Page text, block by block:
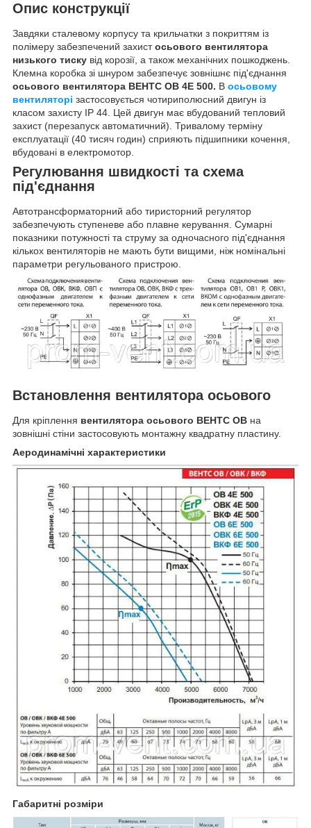
Опис конструкції
Завдяки сталевому корпусу та крильчатки з покриттям із
полімеру забезпечений захистосьового вентилятора
низького тиску від корозії, а також механічних пошкоджень.
Клемна коробка зі шнуром забезпечує зовнішнє під'єднання
осьового вентилятора ВЕНТС ОВ 4Е 500. В осьовому
вентиляторі застосовується чотириполюсний двигун із
класом захисту IP 44. Цей двигун має вбудований тепловий
захист (перезапуск автоматичний). Тривалому терміну
експлуатації (40 тисяч годин) сприяють підшипники кочення,
вбудовані в електромотор.
Регулювання швидкості та схема
під'єднання
Автотрансформаторний або тиристорний регулятор
забезпечують ступеневе або плавне керування. Сумарні
показники потужності та струму за одночасного під'єднання
кількох вентиляторів не мають бути вищими, ніж номінальні
параметри регульованого пристрою.
Встановлення вентилятора осьового
Для кріплення вентилятора осьового ВЕНТС ОВ на
зовнішні стіни застосовують монтажну квадратну пластину.
Аеродинамічні характеристики
Габаритні розміри